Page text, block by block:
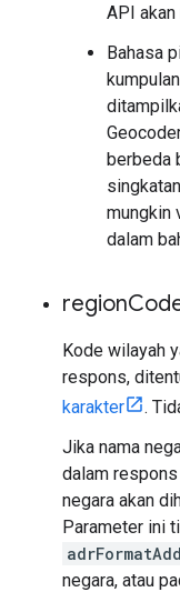
API
Bahasa
berbeda
mungkin
dalam
region
Kode wilayah
respons,
karakter
.
Jika nama
dalam
negara akan
Parameter ini
negara, atau